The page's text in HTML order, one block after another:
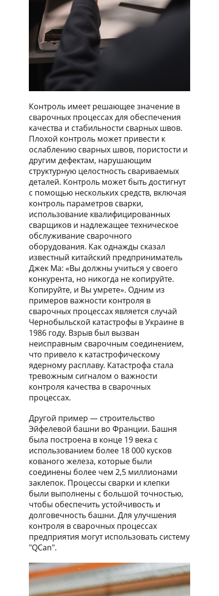
Контроль имеет решающее значение в
сварочных процессах для обеспечения
качества и стабильности сварных швов.
Плохой контроль может привести к
ослаблению сварных швов, пористости и
другим дефектам, нарушающим
структурную целостность свариваемых
деталей. Контроль может быть достигнут
с помощью нескольких средств, включая
контроль параметров сварки,
использование квалифицированных
сварщиков и надлежащее техническое
обслуживание сварочного
оборудования. Как однажды сказал
известный китайский предприниматель
Джек Ма: «Вы должны учиться у своего
конкурента, но никогда не копируйте.
Копируйте, и Вы умрете». Одним из
примеров важности контроля в
сварочных процессах является случай
Чернобыльской катастрофы в Украине в
1986 году. Взрыв был вызван
неисправным сварочным соединением,
что привело к катастрофическому
ядерному расплаву. Катастрофа стала
тревожным сигналом о важности
контроля качества в сварочных
процессах.
Другой пример — строительство
Эйфелевой башни во Франции. Башня
была построена в конце 19 века с
использованием более 18 000 кусков
кованого железа, которые были
соединены более чем 2,5 миллионами
заклепок. Процессы сварки и клепки
были выполнены с большой точностью,
чтобы обеспечить устойчивость и
долговечность башни. Для улучшения
контроля в сварочных процессах
предприятия могут использовать систему
"QCan".